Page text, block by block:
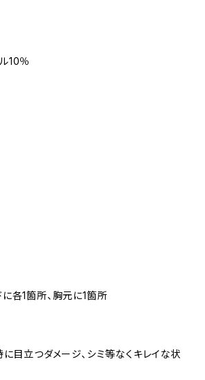
10％
各1箇所、胸元に1箇所
特に目立つダメージ、シミ等なくキレイな状